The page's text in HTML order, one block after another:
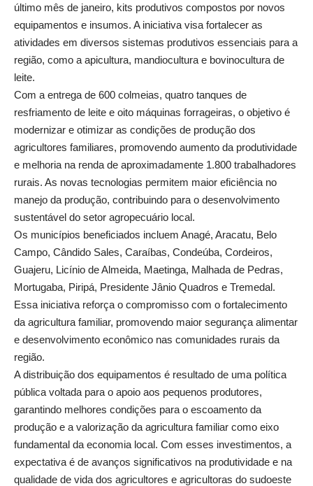
último mês de janeiro, kits produtivos compostos por novos
equipamentos e insumos. A iniciativa visa fortalecer as
atividades em diversos sistemas produtivos essenciais para a
região, como a apicultura, mandiocultura e bovinocultura de
leite.
Com a entrega de 600 colmeias, quatro tanques de
resfriamento de leite e oito máquinas forrageiras, o objetivo é
modernizar e otimizar as condições de produção dos
agricultores familiares, promovendo aumento da produtividade
e melhoria na renda de aproximadamente 1.800 trabalhadores
rurais. As novas tecnologias permitem maior eficiência no
manejo da produção, contribuindo para o desenvolvimento
sustentável do setor agropecuário local.
Os municípios beneficiados incluem Anagé, Aracatu, Belo
Campo, Cândido Sales, Caraíbas, Condeúba, Cordeiros,
Guajeru, Licínio de Almeida, Maetinga, Malhada de Pedras,
Mortugaba, Piripá, Presidente Jânio Quadros e Tremedal.
Essa iniciativa reforça o compromisso com o fortalecimento
da agricultura familiar, promovendo maior segurança alimentar
e desenvolvimento econômico nas comunidades rurais da
região.
A distribuição dos equipamentos é resultado de uma política
pública voltada para o apoio aos pequenos produtores,
garantindo melhores condições para o escoamento da
produção e a valorização da agricultura familiar como eixo
fundamental da economia local. Com esses investimentos, a
expectativa é de avanços significativos na produtividade e na
qualidade de vida dos agricultores e agricultoras do sudoeste